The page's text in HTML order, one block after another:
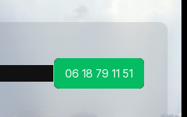
06 18 79 11 51